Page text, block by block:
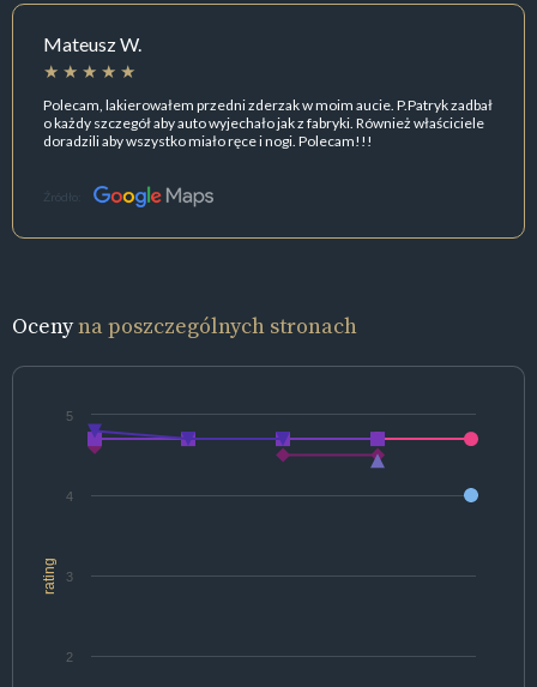
Mateusz W.
Polecam, lakierowałem przedni zderzak w moim aucie. P.Patryk zadbał
o każdy szczegół aby auto wyjechało jak z fabryki. Również właściciele
doradzili aby wszystko miało ręce i nogi. Polecam!!!
Źródło:
Ocenyna poszczególnych stronach
rating
2
3
4
5